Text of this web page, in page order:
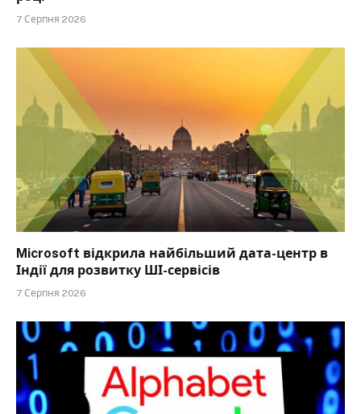
7 Серпня 2026
Microsoft відкрила найбільший дата-центр в
Індії для розвитку ШІ-сервісів
7 Серпня 2026